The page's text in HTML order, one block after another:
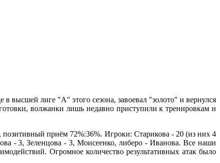
высшей лиге "А" этого сезона, завоевал "золото" и вернулся
волжанки лишь недавно приступили к тренировкам и
приём 72%:36%. Игроки: Старикова - 20 (из них 4
- 3, Зеленцова - 3, Моисеенко, либеро - Иванова. Все наши
Огромное количество результативных атак было